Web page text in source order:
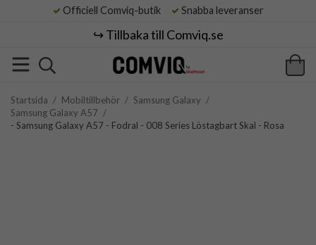
Officiell Comviq-butik Snabba leveranser
↪️ Tillbaka till Comviq.se
Startsida / Mobiltillbehör / Samsung Galaxy /
Samsung Galaxy A57 /
- Samsung Galaxy A57 - Fodral - 008 Series Löstagbart Skal - Rosa